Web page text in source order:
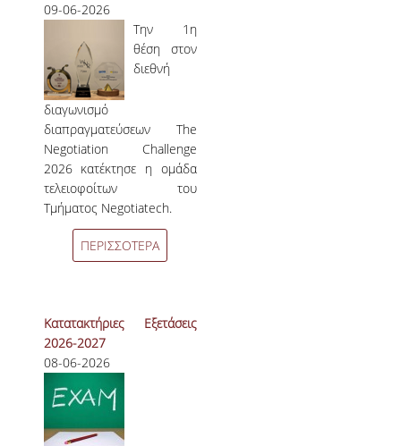
09-06-2026
Την 1η
θέση στον
διεθνή
διαγωνισμό
διαπραγματεύσεων The
Negotiation Challenge
2026 κατέκτησε η ομάδα
τελειοφοίτων του
Τμήματος Negotiatech.
ΠΕΡΙΣΣΟΤΕΡΑ
Κατατακτήριες Εξετάσεις
2026-2027
08-06-2026